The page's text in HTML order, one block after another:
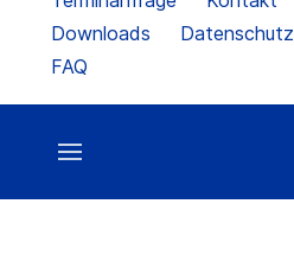
Downloads
Datenschutz
FAQ